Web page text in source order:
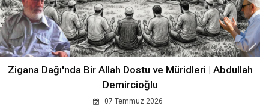
Zigana Dağı'nda Bir Allah Dostu ve Müridleri | Abdullah
Demircioğlu
07 Temmuz 2026